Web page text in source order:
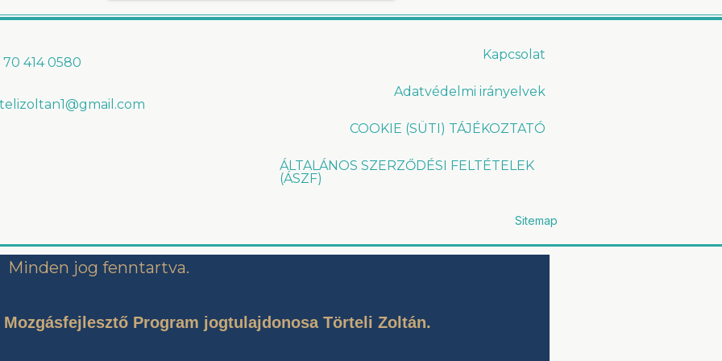
70 414 0580
Kapcsolat
Adatvédelmi irányelvek
COOKIE (SÜTI) TÁJÉKOZTATÓ
ÁLTALÁNOS SZERZŐDÉSI FELTÉTELEK
(ÁSZF)
Sitemap
Minden jog fenntartva.
Program jogtulajdonosa Törteli Zoltán.